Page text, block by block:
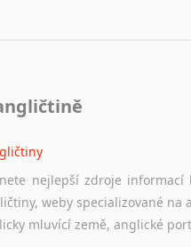
nejlepší zdroje informací
weby specializované na